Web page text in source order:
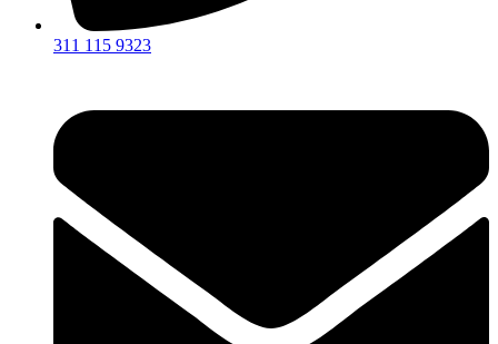
311 115 9323